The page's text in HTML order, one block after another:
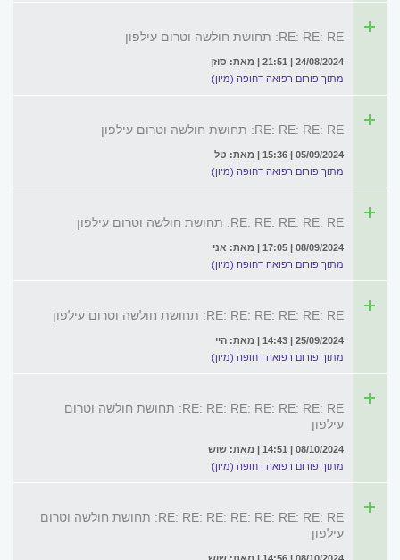
RE: RE: RE: תחושת חולשה וטרום עילפון
24/08/2024 | 21:51 | מאת: סוזן
מתוך פורום רפואה דחופה (מיון)
RE: RE: RE: RE: תחושת חולשה וטרום עילפון
05/09/2024 | 15:36 | מאת: טל
מתוך פורום רפואה דחופה (מיון)
RE: RE: RE: RE: RE: תחושת חולשה וטרום עילפון
08/09/2024 | 17:05 | מאת: אני
מתוך פורום רפואה דחופה (מיון)
RE: RE: RE: RE: RE: RE: תחושת חולשה וטרום עילפון
25/09/2024 | 14:43 | מאת: היי
מתוך פורום רפואה דחופה (מיון)
RE: RE: RE: RE: RE: RE: RE: תחושת חולשה וטרום
עילפון
08/10/2024 | 14:51 | מאת: שוש
מתוך פורום רפואה דחופה (מיון)
RE: RE: RE: RE: RE: RE: RE: RE: תחושת חולשה וטרום
עילפון